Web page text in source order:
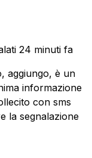
24 minuti fa
aggiungo, è un
informazione
con sms
la segnalazione